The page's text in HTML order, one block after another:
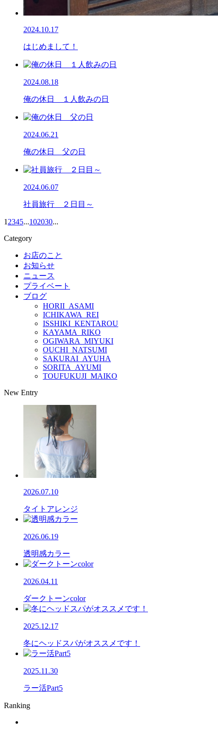
2024.10.17
はじめまして！
2024.08.18
俺の休日 １人飲みの日
2024.06.21
俺の休日 父の日
2024.06.07
社員旅行 ２日目～
1 2345...102030...
Category
お店のこと
お知らせ
ニュース
プライベート
ブログ
HORII_ASAMI
ICHIKAWA_REI
ISSHIKI_KENTAROU
KAYAMA_RIKO
OGIWARA_MIYUKI
OUCHI_NATSUMI
SAKURAI_AYUHA
SORITA_AYUMI
TOUFUKUJI_MAIKO
New Entry
2026.07.10
タイトアレンジ
2026.06.19
透明感カラー
2026.04.11
ダークトーンcolor
2025.12.17
冬にヘッドスパがオススメです！
2025.11.30
ラー活Part5
Ranking